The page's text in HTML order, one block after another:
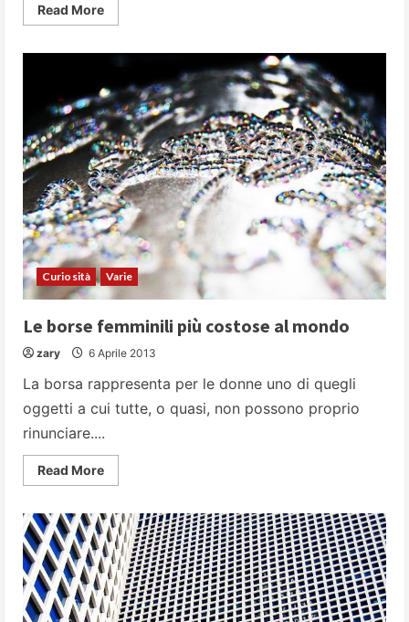
Read MoreRead
more
strani
del
mondo
Curiosità Varie
Le borse femminili più costose al mondo
zary 6 Aprile 2013
La borsa rappresenta per le donne uno di quegli
oggetti a cui tutte, o quasi, non possono proprio
rinunciare....
Read MoreRead
more
borse
femminili
più
costose
al
mondo